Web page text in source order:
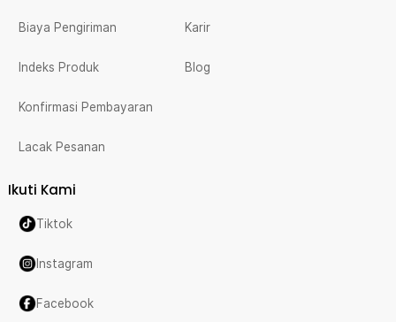
Biaya Pengiriman
Indeks Produk
Konfirmasi Pembayaran
Lacak Pesanan
Karir
Blog
Ikuti Kami
Tiktok
Instagram
Facebook